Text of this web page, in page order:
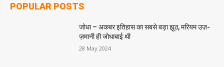
POPULAR POSTS
जोधा – अकबर इतिहास का सबसे बड़ा झूठ, मरियम उज़-
ज़मानी ही जोधाबाई थी
28 May 2024